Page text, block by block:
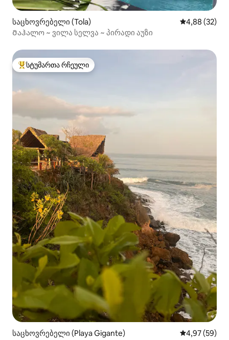
საცხოვრებელი (Tola) საშუალო
4,88 (32)
Მაჰალო ~ ვილა სელვა ~ პირადი აუზი
სტუმართა რჩეული მოწინავე ვარიანტი
სტუმართა რჩეული
საცხოვრებელი (Playa Gigante) საშუალო
4,97 (59)